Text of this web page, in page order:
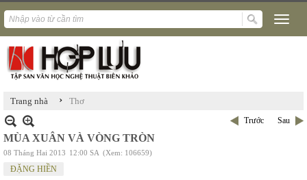
Trang nhà › Thơ
Trước Sau
MÙA XUÂN VÀ VÒNG TRÒN
08 Tháng Hai 2013 12:00 SA (Xem: 106659)
ĐẶNG HIỀN